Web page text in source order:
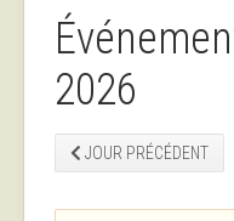
2026
JOUR PRÉCÉDENT